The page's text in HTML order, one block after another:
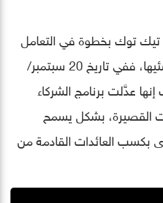
توك بخطوة في التعامل
مع الفيديوهات القصير ومنشئيها، ففي تاريخ 20 سبتمبر/
عدَّلت برنامج الشركاء
القصيرة، بشكل يسمح
بكسب العائدات القادمة من